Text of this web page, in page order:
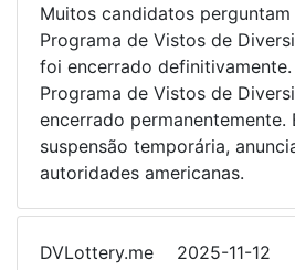
Muitos candidatos
Programa de Vistos de
foi encerrado
Programa de Vistos de
encerrado permanentemente.
suspensão temporária,
autoridades americanas.
DVLottery.me 2025-11-12